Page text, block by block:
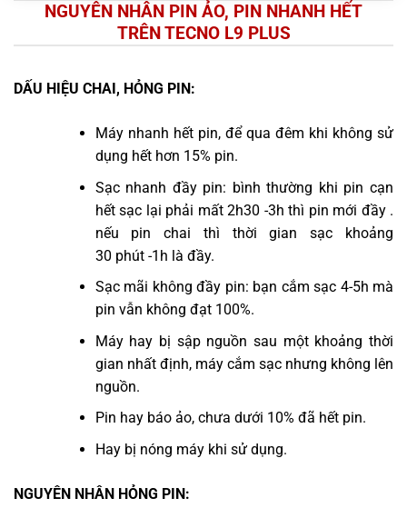
NGUYÊN NHÂN PIN ẢO, PIN NHANH HẾT
TRÊN TECNO L9 PLUS
DẤU HIỆU CHAI, HỎNG PIN:
Máy nhanh hết pin, để qua đêm khi không sử
dụng hết hơn 15% pin.
Sạc nhanh đầy pin: bình thường khi pin cạn
hết sạc lại phải mất 2h30 -3h thì pin mới đầy .
nếu pin chai thì thời gian sạc khoảng
30 phút -1h là đầy.
Sạc mãi không đầy pin: bạn cắm sạc 4-5h mà
pin vẫn không đạt 100%.
Máy hay bị sập nguồn sau một khoảng thời
gian nhất định, máy cắm sạc nhưng không lên
nguồn.
Pin hay báo ảo, chưa dưới 10% đã hết pin.
Hay bị nóng máy khi sử dụng.
NGUYÊN NHÂN HỎNG PIN: